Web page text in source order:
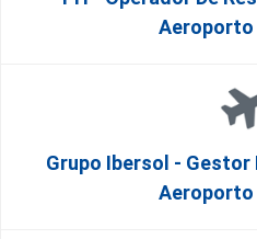
Aeroporto
Grupo Ibersol -
Aeroporto